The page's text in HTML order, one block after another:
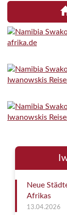
Neue
Afrikas
13.04.2026